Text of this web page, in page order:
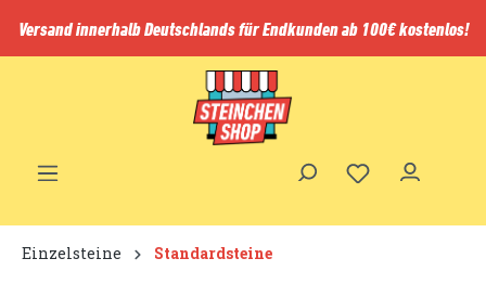
springen
Versand innerhalb Deutschlands für Endkunden ab 100€ kostenlos!
Einzelsteine Standardsteine